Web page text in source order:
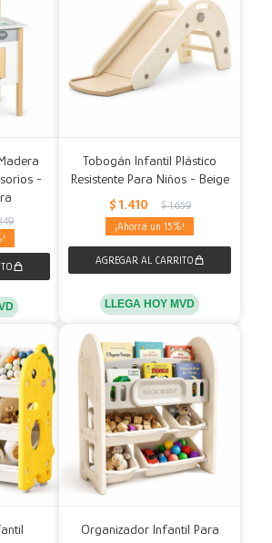
-
Tobogán Infantil Plástico
Resistente Para Niños - Beige
$ 1.410 $ 1.659
15
LLEGA HOY MVD
Organizador Infantil Para